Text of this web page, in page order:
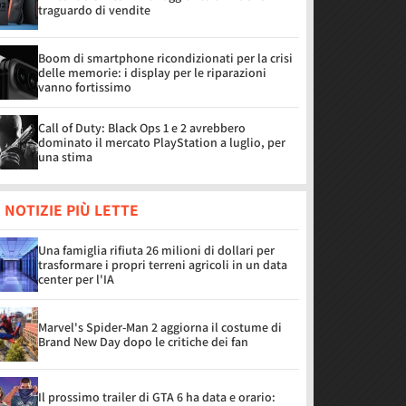
traguardo di vendite
Boom di smartphone ricondizionati per la crisi
delle memorie: i display per le riparazioni
vanno fortissimo
Call of Duty: Black Ops 1 e 2 avrebbero
dominato il mercato PlayStation a luglio, per
una stima
NOTIZIE PIÙ LETTE
Una famiglia rifiuta 26 milioni di dollari per
trasformare i propri terreni agricoli in un data
center per l'IA
Marvel's Spider-Man 2 aggiorna il costume di
Brand New Day dopo le critiche dei fan
Il prossimo trailer di GTA 6 ha data e orario: